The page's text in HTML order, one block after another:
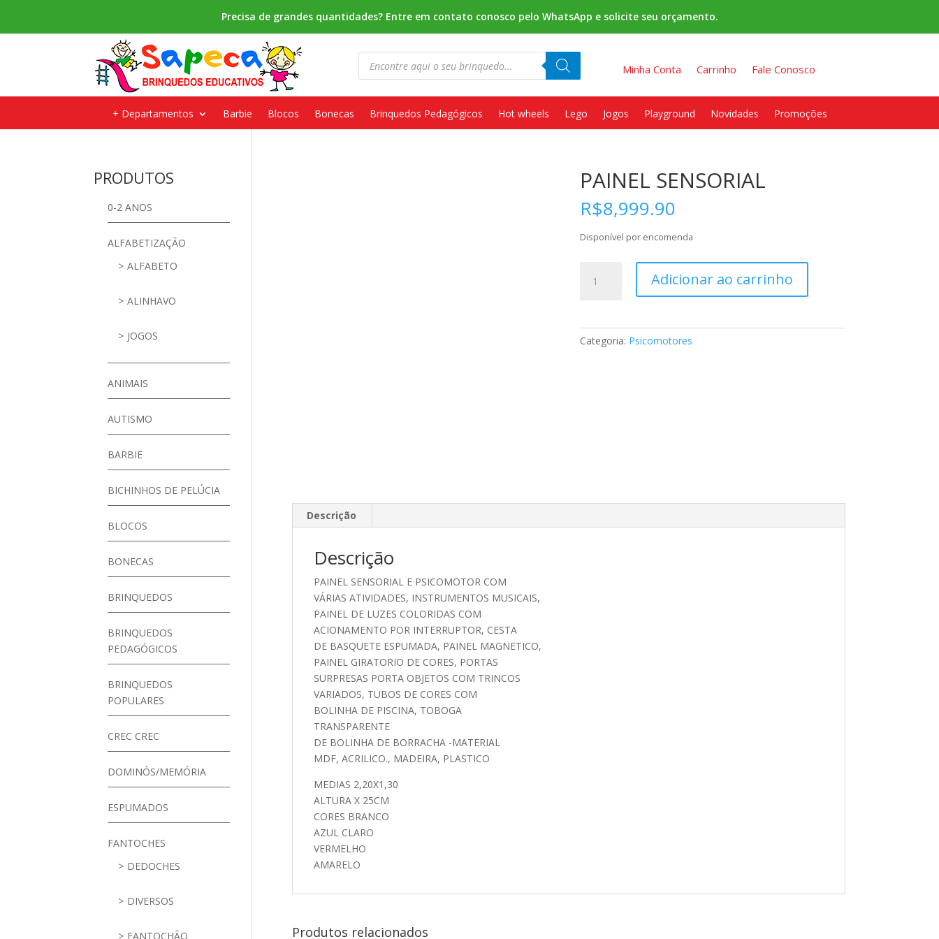
Precisa de grandes quantidades? Entre em contato conosco pelo WhatsApp e solicite seu orçamento.
Pesquisar
produtos Minha Conta Carrinho Fale Conosco
+ Departamentos Barbie Blocos Bonecas Brinquedos Pedagógicos Hot wheels Lego Jogos Playground Novidades Promoções
PAINEL SENSORIAL
R$8,999.90
Disponível por encomenda
SENSORIAL
Adicionar ao carrinho
Categoria: Psicomotores
Descrição
Descrição
PAINEL SENSORIAL E PSICOMOTOR COM
VÁRIAS ATIVIDADES, INSTRUMENTOS MUSICAIS,
PAINEL DE LUZES COLORIDAS COM
ACIONAMENTO POR INTERRUPTOR, CESTA
DE BASQUETE ESPUMADA, PAINEL MAGNETICO,
PAINEL GIRATORIO DE CORES, PORTAS
SURPRESAS PORTA OBJETOS COM TRINCOS
VARIADOS, TUBOS DE CORES COM
BOLINHA DE PISCINA, TOBOGA
TRANSPARENTE
DE BOLINHA DE BORRACHA -MATERIAL
MDF, ACRILICO., MADEIRA, PLASTICO
MEDIAS 2,20X1,30
ALTURA X 25CM
CORES BRANCO
AZUL CLARO
VERMELHO
AMARELO
Produtos relacionados
PRODUTOS
0-2 ANOS
ALFABETIZAÇÃO
ALFABETO
ALINHAVO
JOGOS
ANIMAIS
AUTISMO
BARBIE
BICHINHOS DE PELÚCIA
BLOCOS
BONECAS
BRINQUEDOS
BRINQUEDOS
PEDAGÓGICOS
BRINQUEDOS
POPULARES
CREC CREC
DOMINÓS/MEMÓRIA
ESPUMADOS
FANTOCHES
DEDOCHES
DIVERSOS
FANTOCHÃO